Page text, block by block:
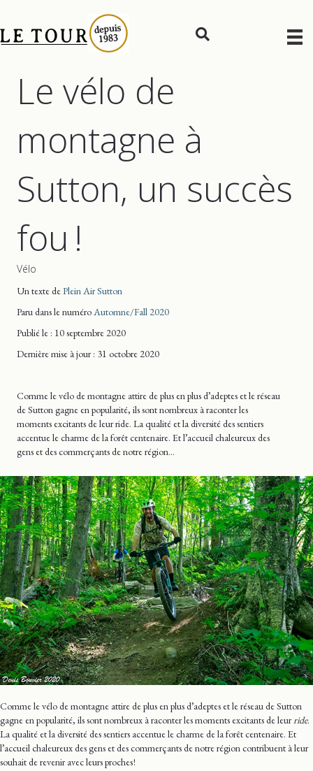
Le vélo de
montagne à
Sutton, un succès
fou !
Vélo
Un texte dePlein Air Sutton
Paru dans le numéroAutomne/Fall 2020
Publié le : 10 septembre 2020
Dernière mise à jour: 31 octobre 2020
Comme le vélo de montagne attire de plus en plus d’adeptes et le réseau
de Sutton gagne en popularité, ils sont nombreux à raconter les
moments excitants de leur ride. La qualité et la diversité des sentiers
accentue le charme de la forêt centenaire. Et l’accueil chaleureux des
gens et des commerçants de notre région…
Comme le vélo de montagne attire de plus en plus d’adeptes et le réseau de Sutton
gagne en popularité, ils sont nombreux à raconter les moments excitants de leurride.
La qualité et la diversité des sentiers accentue le charme de la forêt centenaire. Et
l’accueil chaleureux des gens et des commerçants de notre région contribuent à leur
souhait de revenir avec leurs proches!